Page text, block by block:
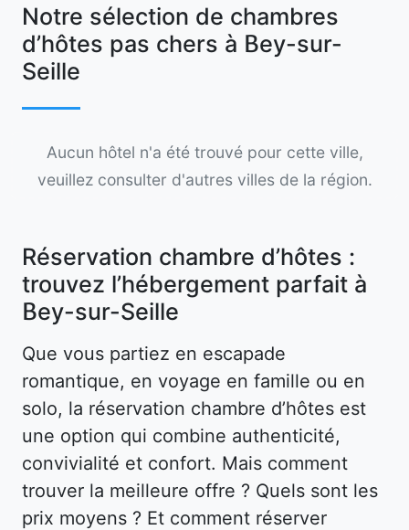
Notre sélection de chambres
d’hôtes pas chers à Bey-sur-
Seille
Aucun hôtel n'a été trouvé pour cette ville,
veuillez consulter d'autres villes de la région.
Réservation chambre d’hôtes :
trouvez l’hébergement parfait à
Bey-sur-Seille
Que vous partiez en escapade
romantique, en voyage en famille ou en
solo, la réservation chambre d’hôtes est
une option qui combine authenticité,
convivialité et confort. Mais comment
trouver la meilleure offre ? Quels sont les
prix moyens ? Et comment réserver